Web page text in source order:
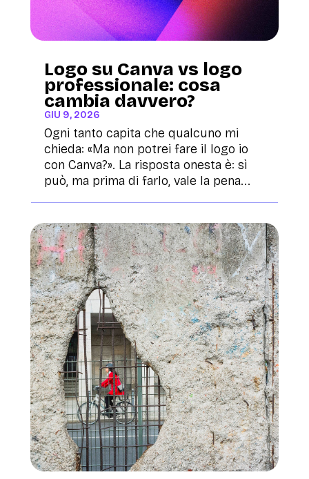
Logo su Canva vs logo
professionale: cosa
cambia davvero?
GIU 9, 2026
Ogni tanto capita che qualcuno mi
chieda: «Ma non potrei fare il logo io
con Canva?». La risposta onesta è: sì
può, ma prima di farlo, vale la pena...